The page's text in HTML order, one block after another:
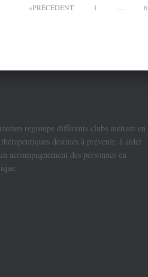
PRÉCÉDENT 1 … 6
regroupe différents clubs mettant en
destinés à prévenir, à aider
accompagnement des personnes en